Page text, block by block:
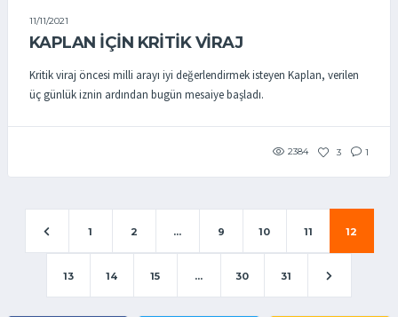
11/11/2021
KAPLAN İÇİN KRİTİK VİRAJ
Kritik viraj öncesi milli arayı iyi değerlendirmek isteyen Kaplan, verilen
üç günlük iznin ardından bugün mesaiye başladı.
2384 3 1
1 2 ... 9 10 11 12
13 14 15 ... 30 31